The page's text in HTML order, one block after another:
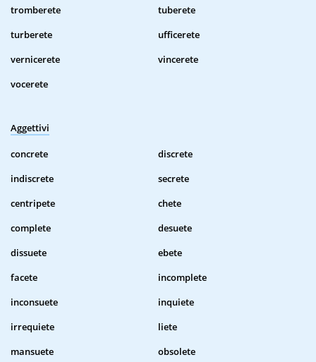
tromberete
tuberete
turberete
ufficerete
vernicerete
vincerete
vocerete
Aggettivi
concrete
discrete
indiscrete
secrete
centripete
chete
complete
desuete
dissuete
ebete
facete
incomplete
inconsuete
inquiete
irrequiete
liete
mansuete
obsolete